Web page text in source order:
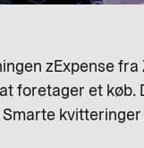
zExpense fra
et køb.
kvitteringer